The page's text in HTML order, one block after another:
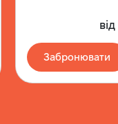
від
Забронювати